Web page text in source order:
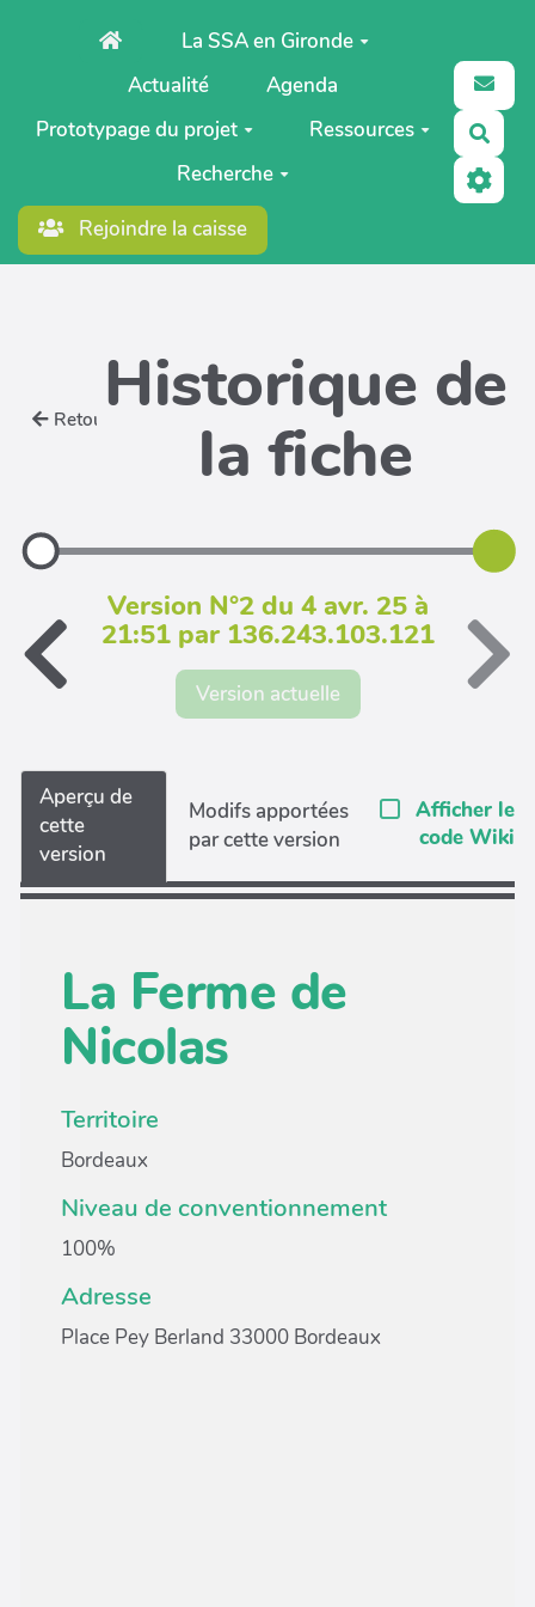
Aller au contenu principalLa SSA en Gironde
Actualité
Agenda
Prototypage du projet
Ressources
Recherche
Rejoindre la caisse
Retour Historique de
la fiche
Version N°2 du 4 avr. 25 à
21:51 par 136.243.103.121
Version actuelle
Aperçu de
cette
version
Modifs apportées
par cette version
Afficher le
code Wiki
La Ferme de
Nicolas
Territoire
Bordeaux
Niveau de conventionnement
100%
Adresse
Place Pey Berland 33000 Bordeaux